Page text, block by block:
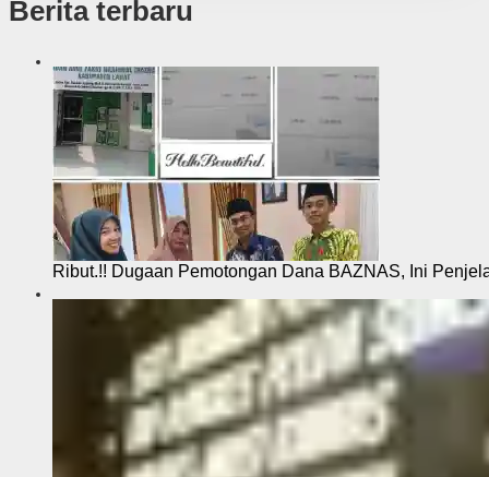
Berita terbaru
Ribut.!! Dugaan Pemotongan Dana BAZNAS, Ini